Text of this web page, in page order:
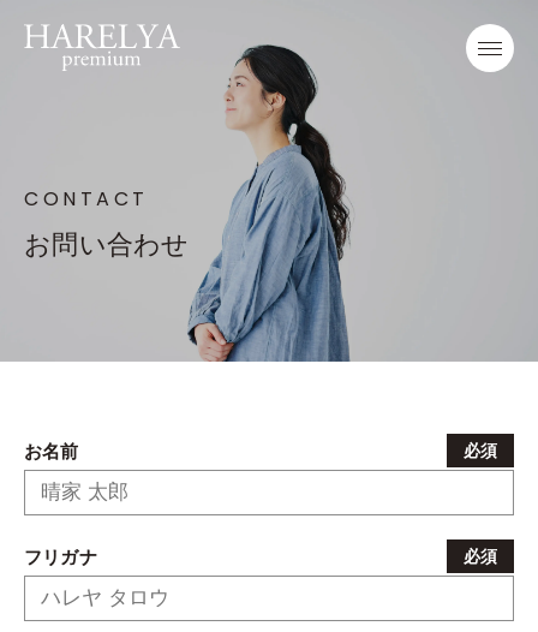
CONTACT
お問い合わせ
お名前 必須
フリガナ 必須